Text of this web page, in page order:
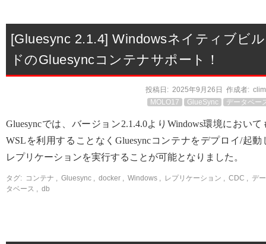
[Gluesync 2.1.4] Windowsネイティブビル
ドのGluesyncコンテナサポート！
投稿日: 2025年9月26日 作成者:
MOLO17
GlueSync データベー
Gluesyncでは、バージョン2.1.4.0よりWindows環境において
WSLを利用することなくGluesyncコンテナをデプロイ/起動
レプリケーションを実行することが可能となりました。
タグ: コンテナ , Gluesync , docker , Windows , レプリケーション , CDC , デー
タベース , db